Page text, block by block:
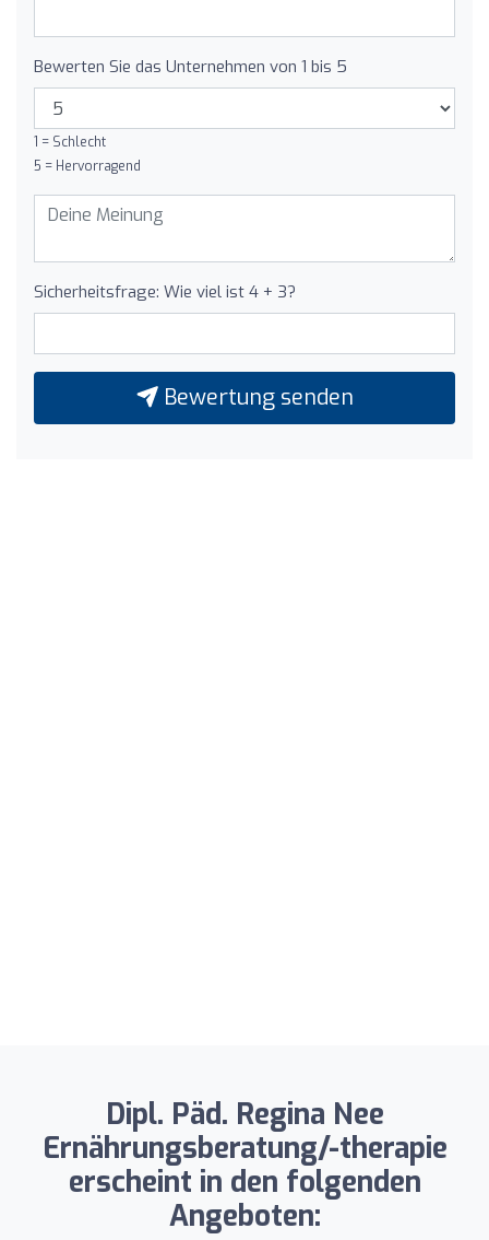
Bewerten Sie das Unternehmen von 1 bis 5
1 = Schlecht
5 = Hervorragend
Sicherheitsfrage: Wie viel ist 4 + 3?
Bewertung senden
Dipl. Päd. Regina Nee
Ernährungsberatung/-therapie
erscheint in den folgenden
Angeboten: